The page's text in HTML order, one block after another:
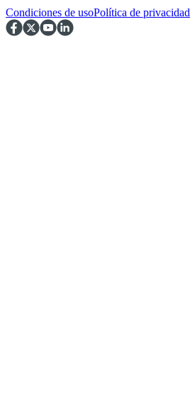
Condiciones de usoPolítica de privacidad